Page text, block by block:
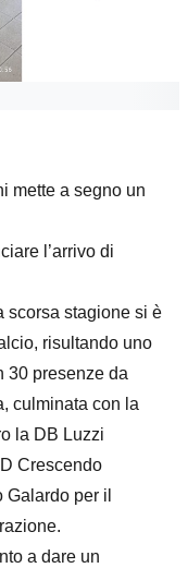
mette a segno un
l’arrivo di
scorsa stagione si è
risultando uno
30 presenze da
culminata con la
la DB Luzzi
Crescendo
per il
a dare un